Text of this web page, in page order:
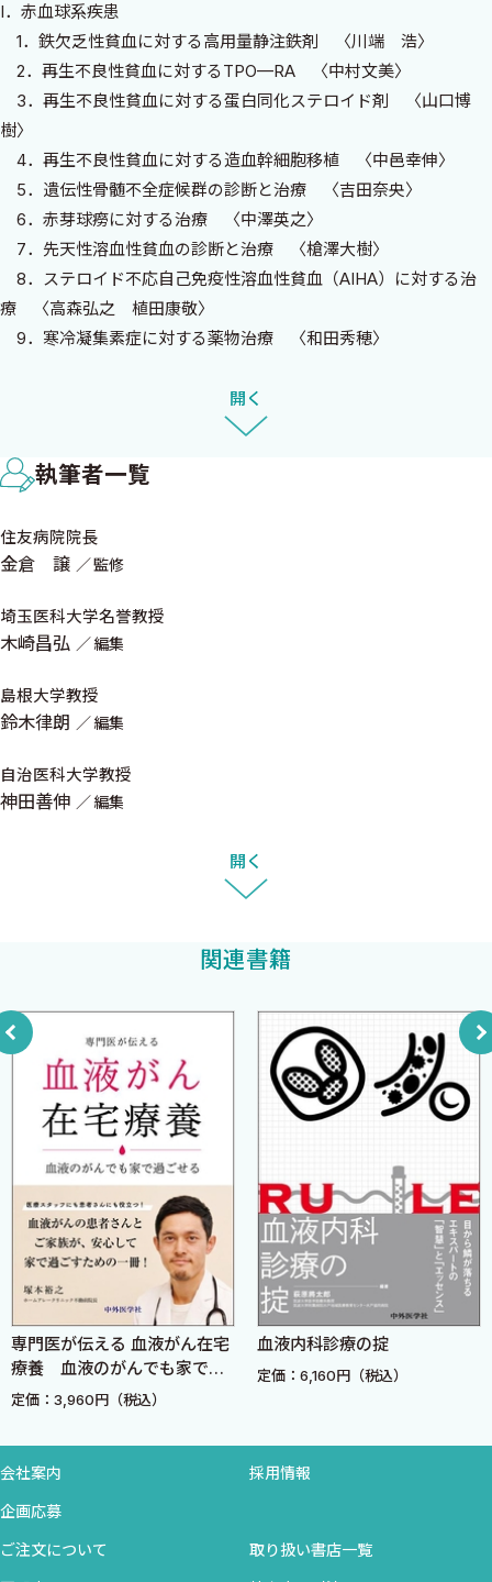
う．
今回の2025—2026年版も引き続き評価をいただける良書に仕上
げるべく，過去数年間に大きな変化があった領域をとりあげなが
らも，目立った新薬等がないような領域についても最新情報を提供
できるように幅広く紹介している．また，記載するエビデンスの
選択，あるいは個々のエビデンスの解釈においても個人差がある
のは必然であり，本書では同一のテーマについて前版とは異なる
執筆者に依頼することによって視点の多様性を表現している．
2023—2024年版と2025—2026年版を比較することによって，そ
の領域の進捗とともに筆者による考え方のちがいをみることも参
考になる．
今，本書は書店の目立つところに平積みされているであろう．
は次版の準備が始まるにちがいない．それでも，2025—2026年版
は次版が出るまでの間，確実にその役割を果たしてくれると信じ
ている．本書が診療現場で活用され，一人でも多くの患者さんの
らしい原稿をご執筆くださった先生方への感謝を申し上げたい．
編者一同
I．赤血球系疾患
1．鉄欠乏性貧血に対する高用量静注鉄剤 〈川端 浩〉
2．再生不良性貧血に対するTPO—RA 〈中村文美〉
3．再生不良性貧血に対する蛋白同化ステロイド剤 〈山口博
樹〉
4．再生不良性貧血に対する造血幹細胞移植 〈中邑幸伸〉
5．遺伝性骨髄不全症候群の診断と治療 〈吉田奈央〉
6．赤芽球癆に対する治療 〈中澤英之〉
7．先天性溶血性貧血の診断と治療 〈槍澤大樹〉
8．ステロイド不応自己免疫性溶血性貧血（AIHA）に対する治
療 〈高森弘之 植田康敬〉
9．寒冷凝集素症に対する薬物治療 〈和田秀穂〉
11．低リスクMDSに対する治療 〈森田泰慶〉
12．高リスクMDSに対する治療 〈安東恒史〉
Topics1 骨髄不全症と炎症性腸疾患について 〈嶋田 明〉
A．急性骨髄性白血病（AML）
1．リスク分類に基づく初発AMLの治療方針 〈宮本敏浩 菊
繁吉謙〉
2．再発・難治AMLに対する救援療法 〈細野奈穂子 山内高
3．FLT3異常を伴うAMLの治療 〈石井敬人〉
4．AMLに対するベネトクラクス併用療法の実際 〈吉本五
5．小児AMLの治療 〈佐藤 篤〉
6．AMLに対する造血幹細胞移植の適応と治療成績 〈田上
7．AMLに対する分子標的治療薬開発の現状 〈石川裕一〉
8．がんゲノム情報に基づくAML診療の現状と展望 〈小川弥
Topics2 クローン性造血と白血病 〈横山泰久〉
謙 木崎昌弘〉
Topics4 胚細胞系列素因を伴う骨髄系腫瘍の病態と診断 〈吉
Topics5 ダウン症に伴う骨髄性腫瘍の診断と治療 〈照井君
B．急性前骨髄球性白血病（APL）
1．初発APLの治療 〈藤田浩之〉
2．再発・難治APLの治療 〈木口 亨〉
C．急性リンパ性白血病（ALL）
1．成人Ph陽性ALLの治療 〈佐々木宏治〉
2．フィラデルフィア染色体陽性急性リンパ性白血病に対する
維持療法 〈立花崇孝〉
4．再発・難治ALLの治療 〈賀古真一〉
7．T—ALLに対する薬物治療の最近の動向 〈高橋 勉〉
開く
執筆者一覧
住友病院院長
金倉 譲 監修
埼玉医科大学名誉教授
木崎昌弘 編集
島根大学教授
鈴木律朗 編集
自治医科大学教授
神田善伸 編集
開く
関連書籍
専門医が伝える 血液がん在宅
療養 血液のがんでも家で過
ごせる
定価：3,960円（税込）
血液内科診療の掟
定価：6,160円（税込）
会社案内 採用情報
企画応募
ご注文について 取り扱い書店一覧